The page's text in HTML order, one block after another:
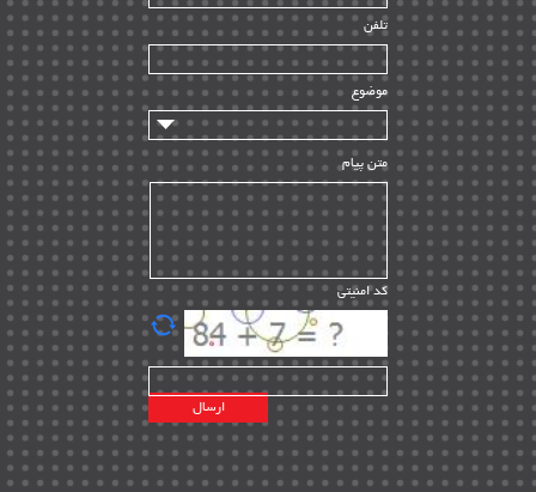
راه اندازی | ۹
سازندگان و تامین کنندگان | ۱۰
تامین مالی و سرمایه گذاری | ۳۲
ماشین آلات
مدیریت پروژه
مدیریت دانش
مدیریت سازمانی و عمومی | ۲
تأمین کالا | ۱۳
EPC | ۲۰
پیمانکاران بین المللی | ۸
اطلاعات انرژی کشورها | ۱۴
پروژه های خارجی | ۱۵
نقشه های نفت و گاز خارجی | ۱۰
شرکت های نفتی | ۱۴
تلفن
موضوع
متن پیام
کد امنیتی